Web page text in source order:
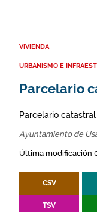
VIVIENDA
URBANISMO E
Parcelario
Parcelario
Ayuntamiento de
Última modificación
CSV
TSV